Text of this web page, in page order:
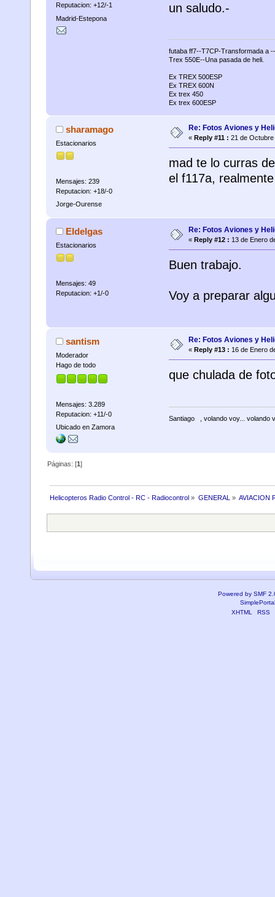
Reputacion: +12/-1
Madrid-Estepona
un saludo.-
futaba ff7--T7CP-Transformada a
Trex 550E--Una pasada de heli.
Ex TREX 500ESP
Ex TREX 600N
Ex trex 450
Ex trex 600ESP
sharamago
Estacionarios
Mensajes: 239
Reputacion: +18/-0
Jorge-Ourense
Re: Fotos Aviones y
« Reply #11 : 21 de Octubre
mad te lo curras
el f117a,
Eldelgas
Estacionarios
Mensajes: 49
Reputacion: +1/-0
Re: Fotos Aviones y
« Reply #12 : 13 de Enero
Buen trabajo.
Voy a preparar
santism
Moderador
Hago de todo
Mensajes: 3.289
Reputacion: +11/-0
Ubicado en Zamora
Re: Fotos Aviones y
« Reply #13 : 16 de Enero
que chulada de
Santiago , volando voy... volando
Páginas: [1]
Helicopteros Radio Control - RC - Radiocontrol » GENERAL » AVIACION
Powered by SMF
XHTML
RSS